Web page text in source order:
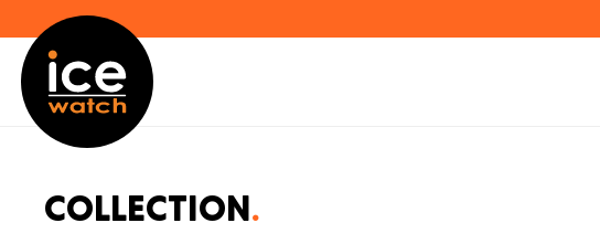
Collection